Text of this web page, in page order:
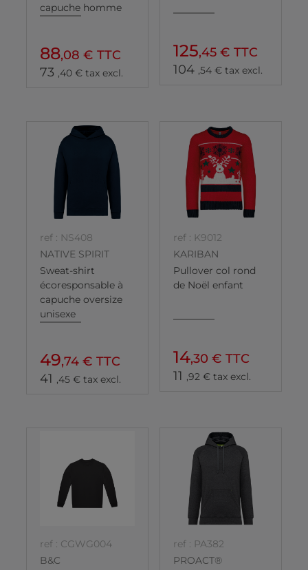
capuche homme
88,08 € TTC
73 ,40 € tax excl.
125,45 € TTC
104 ,54 € tax excl.
ref : NS408
NATIVE SPIRIT
Sweat-shirt
écoresponsable à
capuche oversize
unisexe
49,74 € TTC
41 ,45 € tax excl.
ref : K9012
KARIBAN
Pullover col rond
de Noël enfant
14,30 € TTC
11 ,92 € tax excl.
ref : CGWG004
B&C
ref : PA382
PROACT®